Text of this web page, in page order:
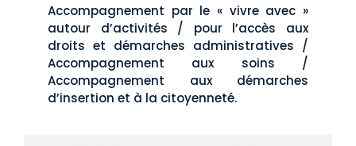
Accompagnement par le « vivre avec »
autour d’activités / pour l’accès aux
droits et démarches administratives /
Accompagnement aux soins /
Accompagnement aux démarches
d’insertion et à la citoyenneté.